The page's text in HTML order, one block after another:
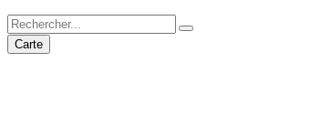
Carte